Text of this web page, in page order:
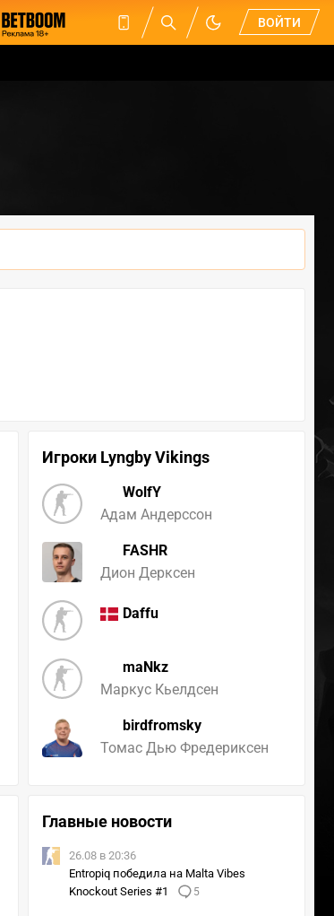
ВОЙТИ
Игроки Lyngby Vikings
WolfY
Адам Андерссон
FASHR
Дион Дерксен
Daffu
maNkz
Маркус Кьелдсен
birdfromsky
Томас Дью Фредериксен
Главные новости
26.08 в 20:36
Entropiq победила на Malta Vibes
Knockout Series #1
5